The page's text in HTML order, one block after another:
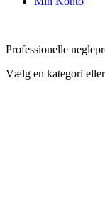
Professionelle
Vælg en kategori